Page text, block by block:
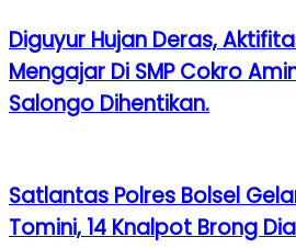
Diguyur Hujan Deras,
Mengajar Di SMP Cokro
Salongo Dihentikan.
Satlantas Polres Bolsel
Tomini, 14 Knalpot Brong